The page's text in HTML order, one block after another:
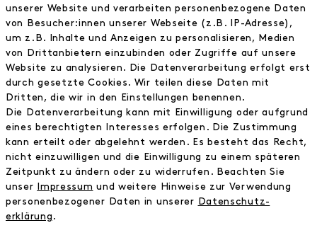
AGB
Impressum
NEWSLETTER
Erhalte exklusive Neuigkeiten!
Ich bestätige die Datenschutzbestimmung
* inkl. MwSt. zzgl. Versandkosten
unserer Website und verarbeiten personenbezogene Daten
von Besucher:innen unserer Webseite (z.B. IP-Adresse),
um z.B. Inhalte und Anzeigen zu personalisieren, Medien
von Drittanbietern einzubinden oder Zugriffe auf unsere
Website zu analysieren. Die Datenverarbeitung erfolgt erst
durch gesetzte Cookies. Wir teilen diese Daten mit
Dritten, die wir in den Einstellungen benennen.
Die Datenverarbeitung kann mit Einwilligung oder aufgrund
eines berechtigten Interesses erfolgen. Die Zustimmung
kann erteilt oder abgelehnt werden. Es besteht das Recht,
nicht einzuwilligen und die Einwilligung zu einem späteren
Zeitpunkt zu ändern oder zu widerrufen. Beachten Sie
unser
Impressum und weitere Hinweise zur Verwendung
personenbezogener Daten in unserer
Daten­schutz­
erklärung .